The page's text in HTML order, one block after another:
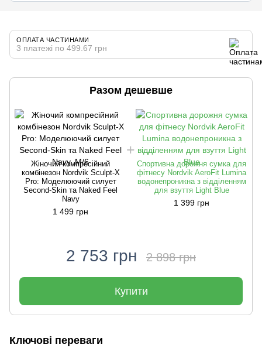
ОПЛАТА ЧАСТИНАМИ
3 платежі по 499.67 грн
Разом дешевше
Жіночий компресійний
комбінезон Nordvik Sculpt-X
Pro: Моделюючий силует
Second-Skin та Naked Feel
Navy
1 499 грн
Спортивна дорожня сумка для
фітнесу Nordvik AeroFit Lumina
водонепроникна з відділенням
для взуття Light Blue
1 399 грн
2 753 грн 2 898 грн
Купити
Ключові переваги